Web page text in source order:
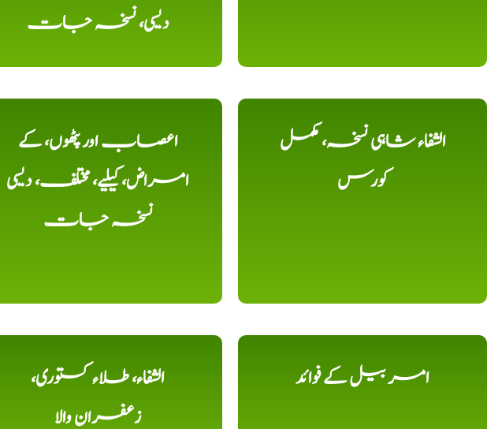
دیسی، نسخہ جات
اعصاب اور پٹھوں، کے
امراض، کیلیے، مختلف، دیسی
نسخہ جات
الشفاء شاہی نسخہ، مکمل
کورس
الشفاء، طلاء کستوری،
زعفران والا
امر بیل کے فوائد